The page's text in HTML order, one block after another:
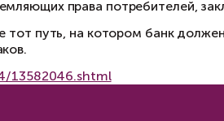
после вмешательства
отдельных вопросах
способом